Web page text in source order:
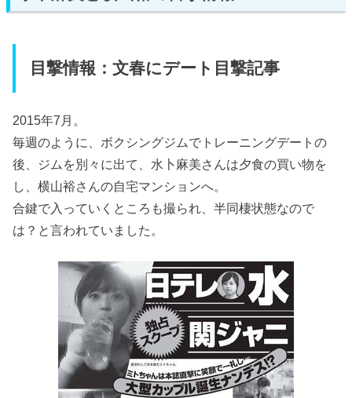
目撃情報：文春にデート目撃記事
2015年7月。
毎週のように、ボクシングジムでトレーニングデートの
後、ジムを別々に出て、水卜麻美さんは夕食の買い物を
し、横山裕さんの自宅マンションへ。
合鍵で入っていくところも撮られ、半同棲状態なので
は？と言われていました。